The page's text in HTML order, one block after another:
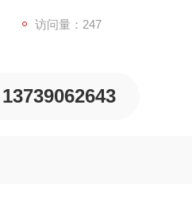
访问量：247
13739062643